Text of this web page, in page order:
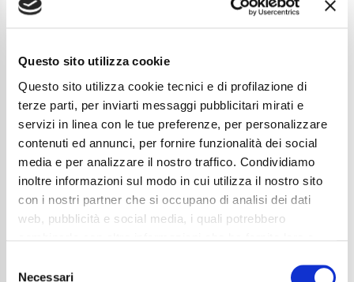
Questo sito utilizza cookie
Questo sito utilizza cookie tecnici e di profilazione di
terze parti, per inviarti messaggi pubblicitari mirati e
servizi in linea con le tue preferenze, per personalizzare
contenuti ed annunci, per fornire funzionalità dei social
media e per analizzare il nostro traffico. Condividiamo
inoltre informazioni sul modo in cui utilizza il nostro sito
con i nostri partner che si occupano di analisi dei dati
web, pubblicità e social media, i quali potrebbero
mera chiusura del banner non comporta l’accettazione
Necessari
25.850
Chilometraggio
Cambio
Automatico
Normativa Euro
Euro6d-ISC-FCM
Dettaglio